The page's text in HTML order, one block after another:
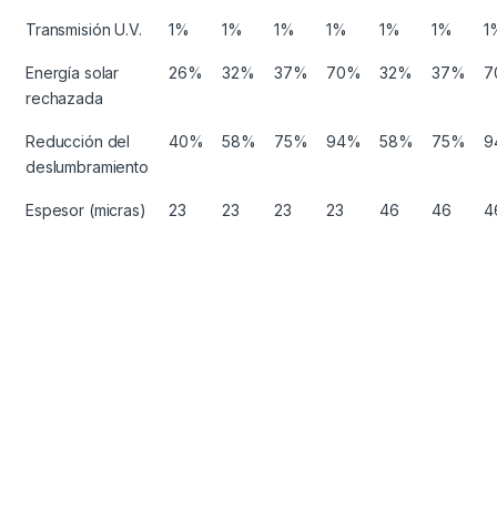
Transmisión U.V. 1% 1% 1% 1% 1% 1%
Energía solar
rechazada
26% 32% 37% 70% 32% 37%
Reducción del
deslumbramiento
40% 58% 75% 94% 58% 75%
Espesor (micras) 23 23 23 23 46 46